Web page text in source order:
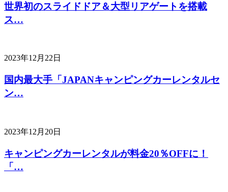
世界初のスライドドア＆大型リアゲートを搭載
ス…
2023年12月22日
国内最大手「JAPANキャンピングカーレンタルセ
ン…
2023年12月20日
キャンピングカーレンタルが料金20％OFFに！
「…